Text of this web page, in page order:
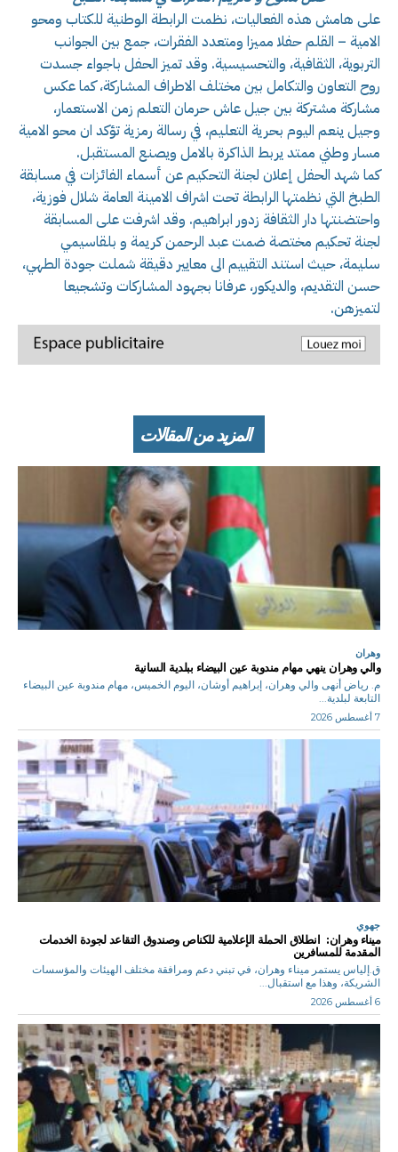
على هامش هذه الفعاليات، نظمت الرابطة الوطنية للكتاب ومحو
الامية – القلم حفلا مميزا ومتعدد الفقرات، جمع بين الجوانب
التربوية، الثقافية، والتحسيسية. وقد تميز الحفل باجواء جسدت
روح التعاون والتكامل بين مختلف الاطراف المشاركة، كما عكس
مشاركة مشتركة بين جيل عاش حرمان التعلم زمن الاستعمار،
وجيل ينعم اليوم بحرية التعليم، في رسالة رمزية تؤكد ان محو الامية
مسار وطني ممتد يربط الذاكرة بالامل ويصنع المستقبل.
كما شهد الحفل إعلان لجنة التحكيم عن أسماء الفائزات في مسابقة
الطبخ التي نظمتها الرابطة تحت اشراف الامينة العامة شلال فوزية،
واحتضنتها دار الثقافة زدور ابراهيم. وقد اشرفت على المسابقة
لجنة تحكيم مختصة ضمت عبد الرحمن كريمة و بلقاسيمي
سليمة، حيث استند التقييم الى معايير دقيقة شملت جودة الطهي،
حسن التقديم، والديكور، عرفانا بجهود المشاركات وتشجيعا
لتميزهن.
المزيد من المقالات
وهران
والي وهران ينهي مهام مندوبة عين البيضاء ببلدية السانية
م. رياض أنهى والي وهران، إبراهيم أوشان، اليوم الخميس، مهام مندوبة عين البيضاء
التابعة لبلدية...
7 أغسطس 2026
جهوي
ميناء وهران: انطلاق الحملة الإعلامية للكناص وصندوق التقاعد لجودة الخدمات
المقدمة للمسافرين
ق.إلياس يستمر ميناء وهران، في تبني دعم ومرافقة مختلف الهيئات والمؤسسات
الشريكة، وهذا مع استقبال...
6 أغسطس 2026